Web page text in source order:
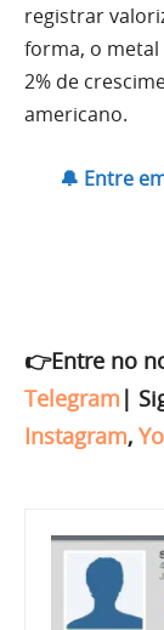
registrar
forma, o
2% de
americano.
🔔 Entre
👉Entre no
Telegram |
Instagram,